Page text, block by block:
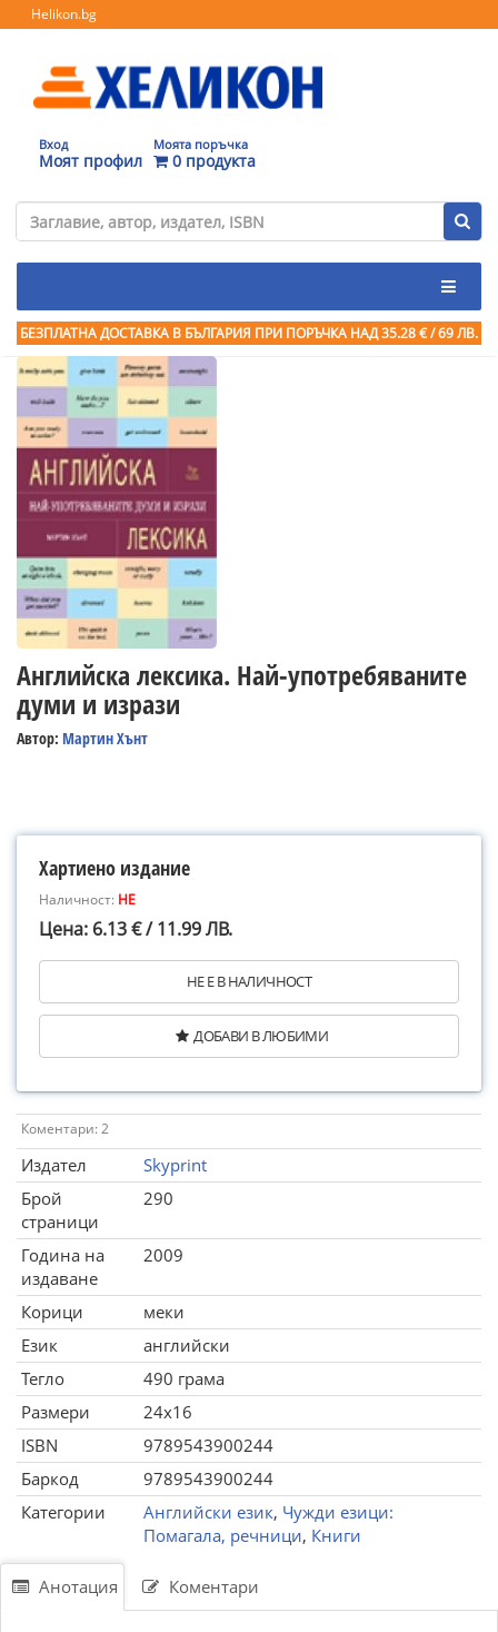
Helikon.bg
Вход
Моят профил
Моята поръчка
0 продукта
БЕЗПЛАТНА ДОСТАВКА В БЪЛГАРИЯ ПРИ ПОРЪЧКА НАД 35.28 € / 69 ЛВ.
Английска лексика. Най-употребяваните
думи и изрази
Автор: Мартин Хънт
Хартиено издание
Наличност: НЕ
Цена: 6.13 € / 11.99 ЛВ.
НЕ Е В НАЛИЧНОСТ
ДОБАВИ В ЛЮБИМИ
Коментари: 2
Издател
Skyprint
Брой
страници
290
Година на
издаване
2009
Корици
меки
Език
английски
Тегло
490 грама
Размери
24x16
ISBN
9789543900244
Баркод
9789543900244
Категории
Английски език, Чужди езици:
Помагала, речници, Книги
Анотация Коментари